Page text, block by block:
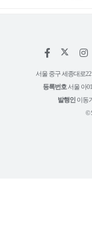
페
스
인
서울 중구 세종대로
등록번호 서울 아
발행인 이동
©